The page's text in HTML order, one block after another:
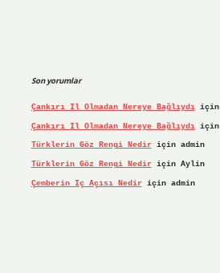
Son yorumlar
Çankırı Il Olmadan Nereye Bağlıydıiçin
Çankırı Il Olmadan Nereye Bağlıydıiçin
Türklerin Göz Rengi Nediriçin admin
Türklerin Göz Rengi Nediriçin Aylin
Çemberin Iç Açısı Nediriçin admin